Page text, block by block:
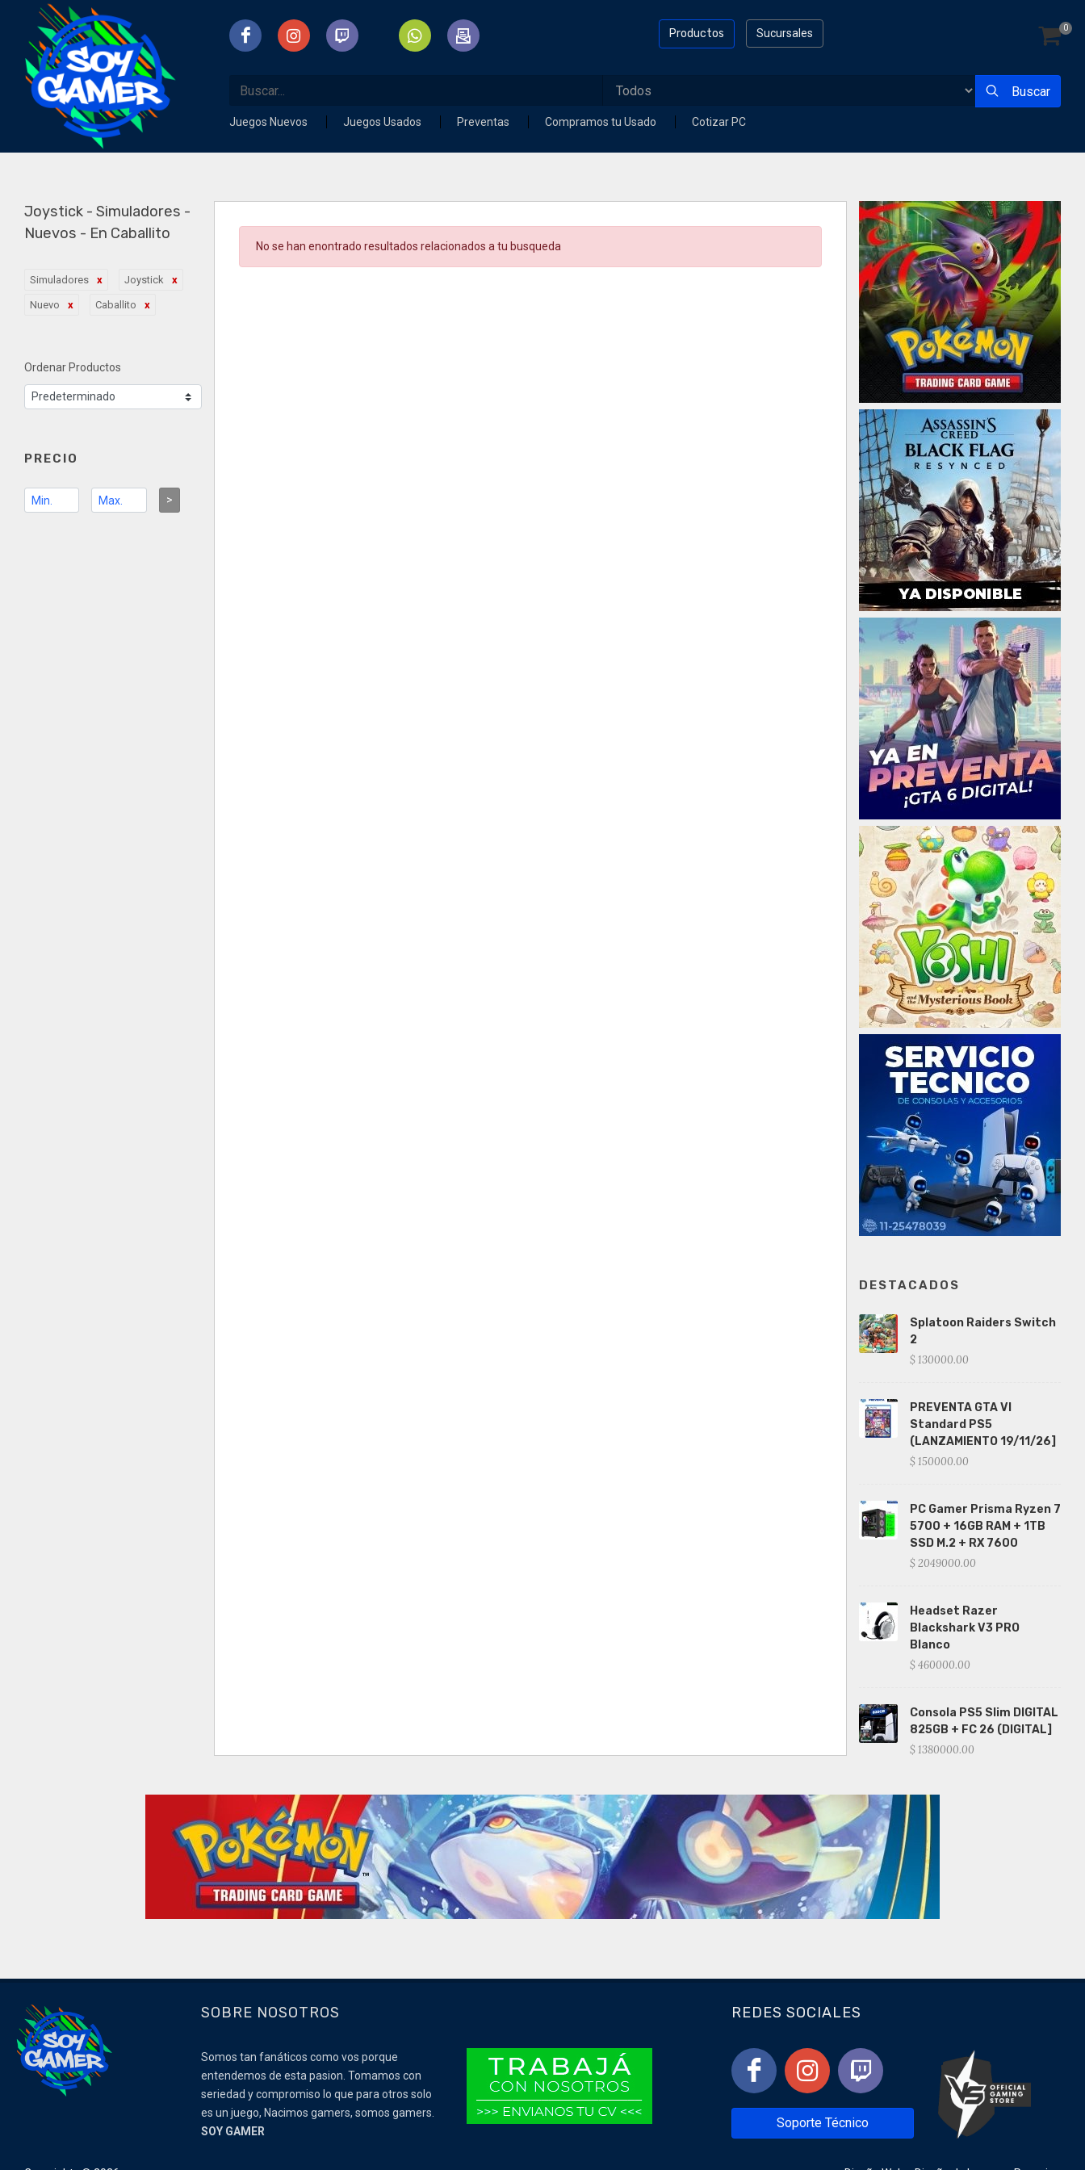
Sucursales
Productos 0
Buscar
Juegos Nuevos Juegos Usados Preventas Compramos tu Usado Cotizar PC
Joystick - Simuladores -
Nuevos - En Caballito
Simuladores Joystick
Nuevo Caballito
Ordenar Productos
PRECIO
>
No se han enontrado resultados relacionados a tu busqueda
DESTACADOS
Splatoon Raiders Switch
2
$ 130000.00
PREVENTA GTA VI
Standard PS5
(LANZAMIENTO 19/11/26]
$ 150000.00
PC Gamer Prisma Ryzen 7
5700 + 16GB RAM + 1TB
SSD M.2 + RX 7600
$ 2049000.00
Headset Razer
Blackshark V3 PRO
Blanco
$ 460000.00
Consola PS5 Slim DIGITAL
825GB + FC 26 (DIGITAL]
$ 1380000.00
SOBRE NOSOTROS
Somos tan fanáticos como vos porque
entendemos de esta pasion. Tomamos con
seriedad y compromiso lo que para otros solo
es un juego, Nacimos gamers, somos gamers.
SOY GAMER
REDES SOCIALES
Soporte Técnico